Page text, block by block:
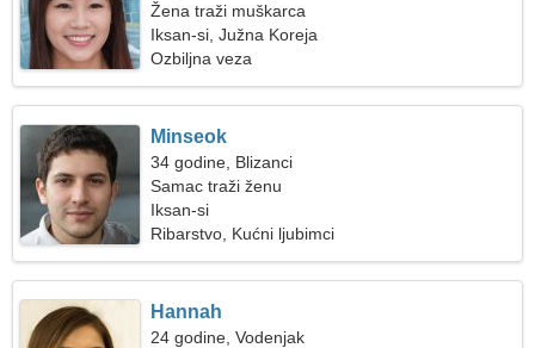
Žena traži muškarca
Iksan-si, Južna Koreja
Ozbiljna veza
Minseok
34 godine, Blizanci
Samac traži ženu
Iksan-si
Ribarstvo, Kućni ljubimci
Hannah
24 godine, Vodenjak